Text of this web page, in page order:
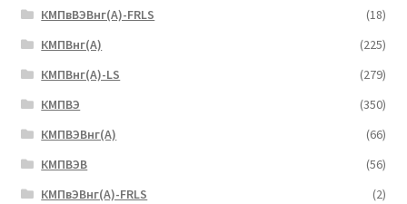
КМПвВЭВнг(А)-FRLS
(18)
КМПВнг(А)
(225)
КМПВнг(А)-LS
(279)
КМПВЭ
(350)
КМПВЭBнг(А)
(66)
КМПВЭВ
(56)
КМПвЭВнг(А)-FRLS
(2)